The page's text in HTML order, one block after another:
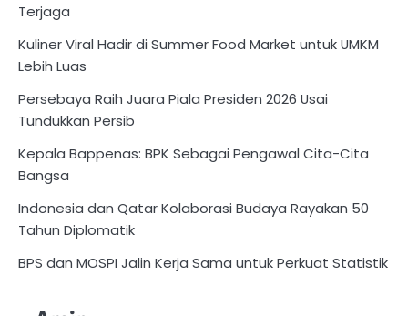
Terjaga
Kuliner Viral Hadir di Summer Food Market untuk UMKM
Lebih Luas
Persebaya Raih Juara Piala Presiden 2026 Usai
Tundukkan Persib
Kepala Bappenas: BPK Sebagai Pengawal Cita-Cita
Bangsa
Indonesia dan Qatar Kolaborasi Budaya Rayakan 50
Tahun Diplomatik
BPS dan MOSPI Jalin Kerja Sama untuk Perkuat Statistik